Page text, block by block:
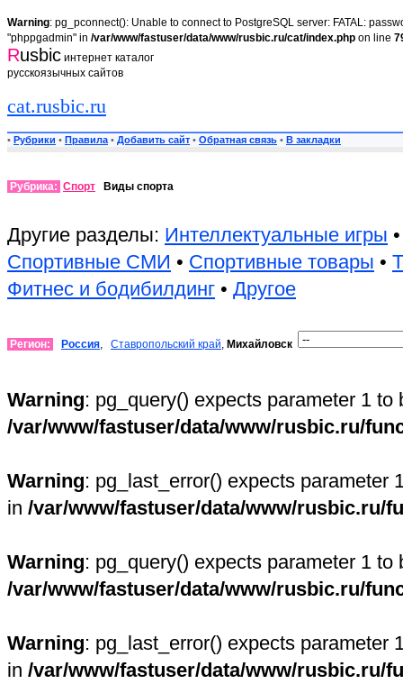
Warning: pg_pconnect(): Unable to connect to PostgreSQL server: FATAL:
"phppgadmin" in /var/www/fastuser/data/www/rusbic.ru/cat/index.php on line
Rusbic интернет каталог
русскоязычных сайтов
cat.rusbic.ru
• Рубрики • Правила • Добавить сайт • Обратная связь • В закладки
Рубрика: Спорт Виды спорта
Другие разделы: Интеллектуальные игры
Спортивные СМИ • Спортивные товары •
Фитнес и бодибилдинг • Другое
Регион: Россия, Ставропольский край, Михайловск
Warning: pg_query() expects parameter 1
/var/www/fastuser/data/www/rusbic.ru/
Warning: pg_last_error() expects parameter
in /var/www/fastuser/data/www/rusbic.ru/
Warning: pg_query() expects parameter 1
/var/www/fastuser/data/www/rusbic.ru/
Warning: pg_last_error() expects parameter
in /var/www/fastuser/data/www/rusbic.ru/